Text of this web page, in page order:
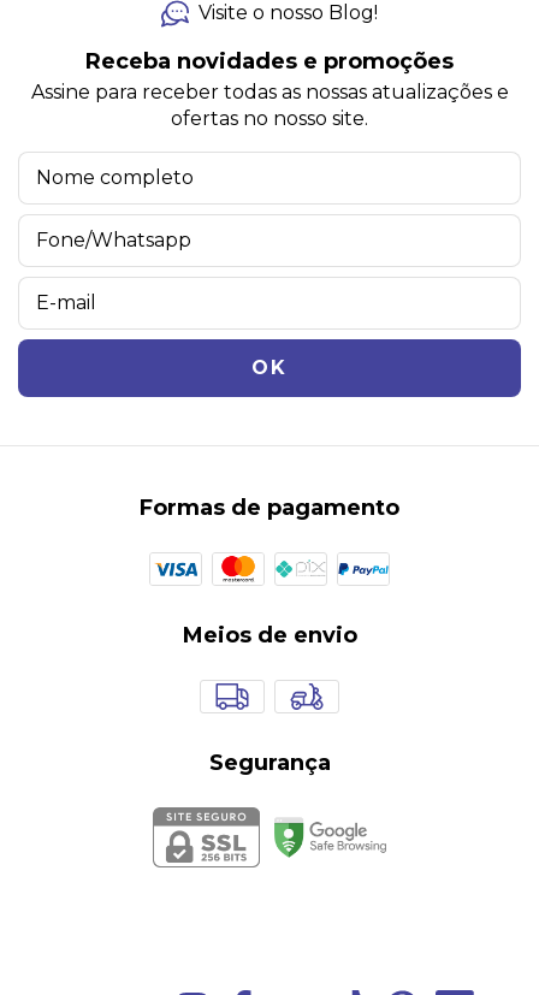
Visite o nosso Blog!
Receba novidades e promoções
Assine para receber todas as nossas atualizações e
ofertas no nosso site.
Formas de pagamento
Meios de envio
Segurança